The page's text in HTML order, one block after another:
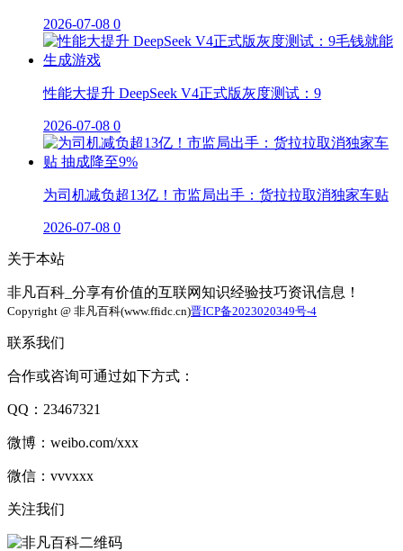
2026-07-08 0
性能大提升 DeepSeek V4正式版灰度测试：9
2026-07-08 0
为司机减负超13亿！市监局出手：货拉拉取消独家车贴
2026-07-08 0
关于本站
非凡百科_分享有价值的互联网知识经验技巧资讯信息！
Copyright @ 非凡百科(www.ffidc.cn)晋ICP备2023020349号-4
联系我们
合作或咨询可通过如下方式：
QQ：23467321
微博：weibo.com/xxx
微信：vvvxxx
关注我们